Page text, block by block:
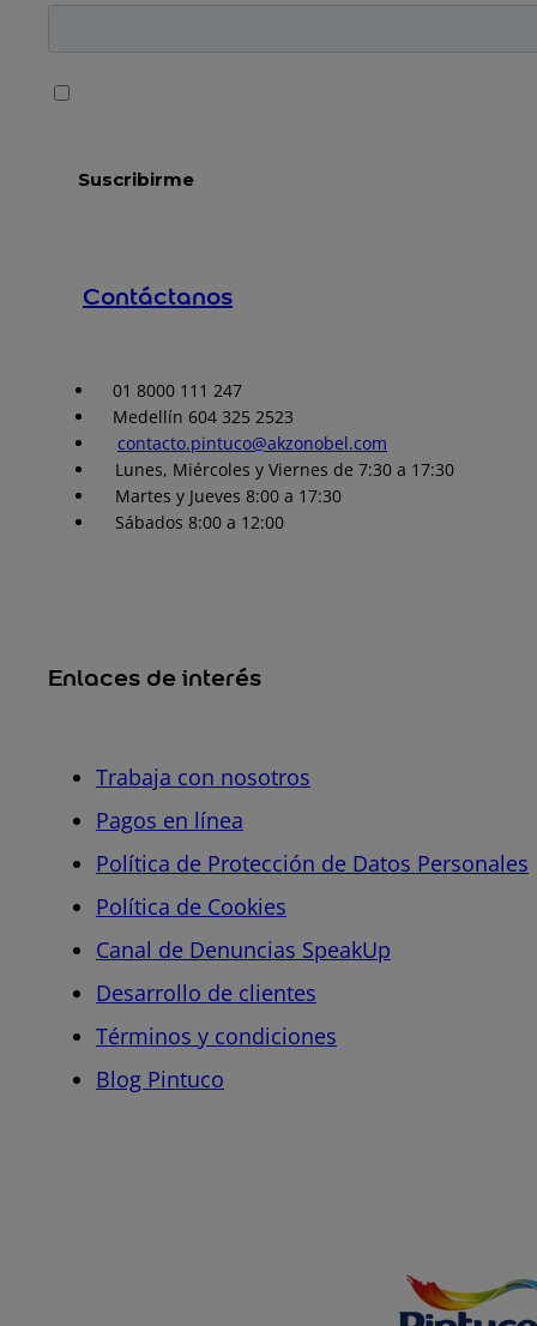
Contáctanos
01 8000 111 247
Medellín 604 325 2523
contacto.pintuco@akzonobel.com
Lunes, Miércoles y Viernes de 7:30 a 17:30
Martes y Jueves 8:00 a 17:30
Sábados 8:00 a 12:00
Enlaces de interés
Trabaja con nosotros
Pagos en línea
Política de Protección de Datos Personales
Política de Cookies
Canal de Denuncias SpeakUp
Desarrollo de clientes
Términos y condiciones
Blog Pintuco